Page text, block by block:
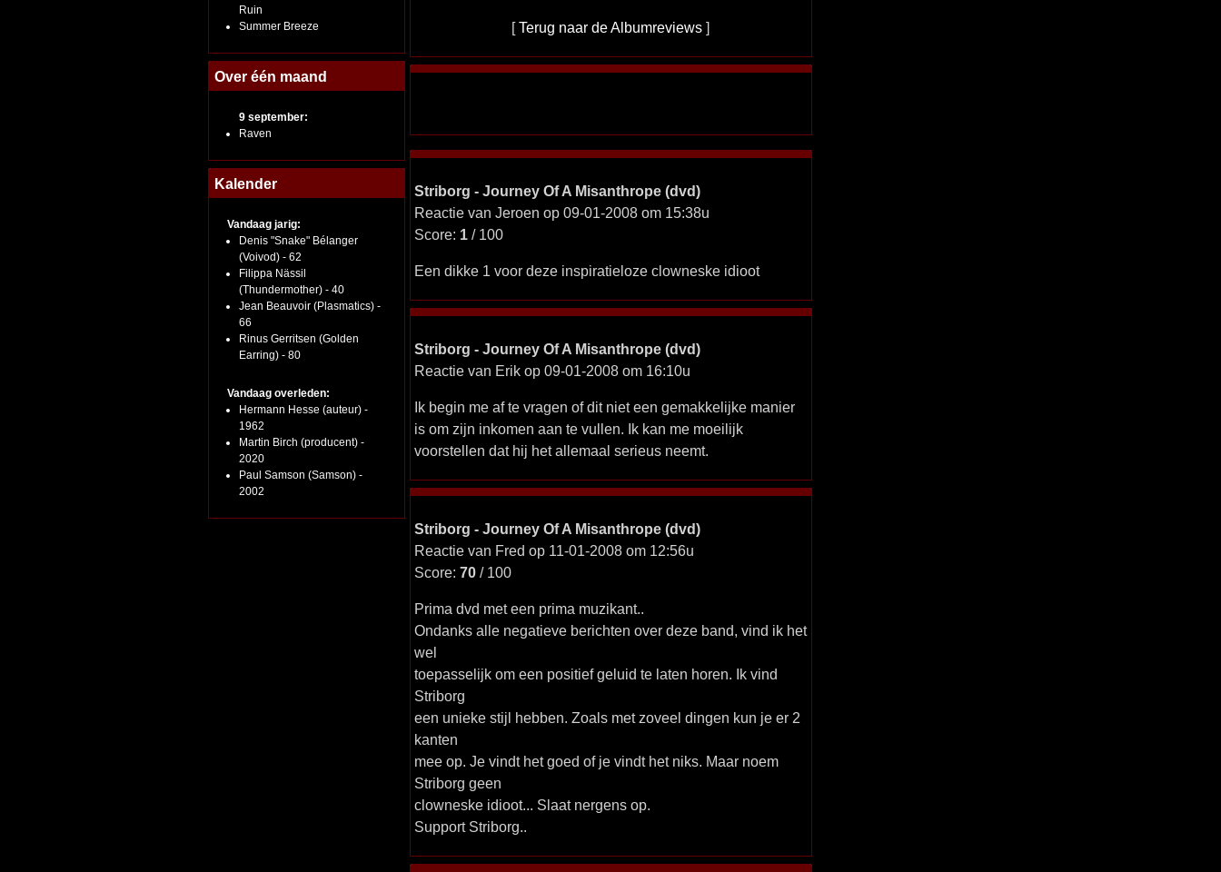
Ruin
Summer Breeze
Over één maand
9 september:
Raven
Kalender
Vandaag jarig:
Denis "Snake" Bélanger
(Voivod) - 62
Filippa Nässil
(Thundermother) - 40
Jean Beauvoir (Plasmatics) -
66
Rinus Gerritsen (Golden
Earring) - 80
Vandaag overleden:
Hermann Hesse (auteur) -
1962
Martin Birch (producent) -
2020
Paul Samson (Samson) -
2002
[Terug naar de Albumreviews ]
Striborg - Journey Of A Misanthrope (dvd)
Reactie van Jeroen op 09-01-2008 om 15:38u
Score: 1/ 100
Een dikke 1 voor deze inspiratieloze clowneske idioot
Striborg - Journey Of A Misanthrope (dvd)
Reactie van Erik op 09-01-2008 om 16:10u
Ik begin me af te vragen of dit niet een gemakkelijke manier
is om zijn inkomen aan te vullen. Ik kan me moeilijk
voorstellen dat hij het allemaal serieus neemt.
Striborg - Journey Of A Misanthrope (dvd)
Reactie van Fred op 11-01-2008 om 12:56u
Score: 70/ 100
Prima dvd met een prima muzikant..
Ondanks alle negatieve berichten over deze band, vind ik het
wel
toepasselijk om een positief geluid te laten horen. Ik vind
Striborg
een unieke stijl hebben. Zoals met zoveel dingen kun je er 2
kanten
mee op. Je vindt het goed of je vindt het niks. Maar noem
Striborg geen
clowneske idioot... Slaat nergens op.
Support Striborg..